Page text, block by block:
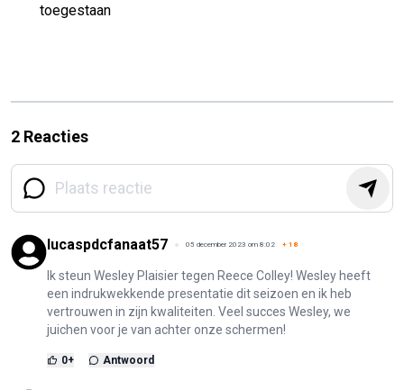
toegestaan
2 Reacties
lucaspdcfanaat57 05 december 2023 om 8:02 + 18
Ik steun Wesley Plaisier tegen Reece Colley! Wesley heeft
een indrukwekkende presentatie dit seizoen en ik heb
vertrouwen in zijn kwaliteiten. Veel succes Wesley, we
juichen voor je van achter onze schermen!
0+ Antwoord